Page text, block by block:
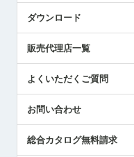
国/地域/言語
社員ブログ
中小企業のBCP地震対策
センサのテクニカルガイド
社長ブログ
ダウンロード
販売代理店一覧
よくいただくご質問
お問い合わせ
総合カタログ無料請求